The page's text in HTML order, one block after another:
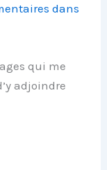
dans
qui me
adjoindre